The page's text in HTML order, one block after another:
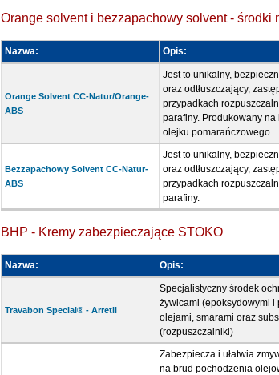
Orange solvent i bezzapachowy solvent - środki
Nazwa: Opis:
Orange Solvent CC-Natur/Orange-
ABS
Jest to unikalny,
oraz odtłuszczający,
przypadkach
parafiny. Produkowany
olejku pomarańczowego.
Bezzapachowy Solvent CC-Natur-
ABS
Jest to unikalny,
oraz odtłuszczający,
przypadkach
parafiny.
BHP - Kremy zabezpieczające STOKO
Nazwa: Opis:
Travabon Special® - Arretil
Specjalistyczny środek
żywicami (epoksydowymi i
olejami, smarami oraz
(rozpuszczalniki)
Zabezpiecza i ułatwia
na brud pochodzenia